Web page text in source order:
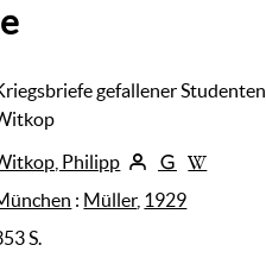
gefallener Studenten
Philipp
: Müller, 1929
S.